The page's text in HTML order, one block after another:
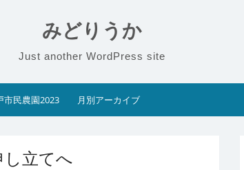
みどりうか
Just another WordPress site
市民農園2023 月別アーカイブ
立てへ